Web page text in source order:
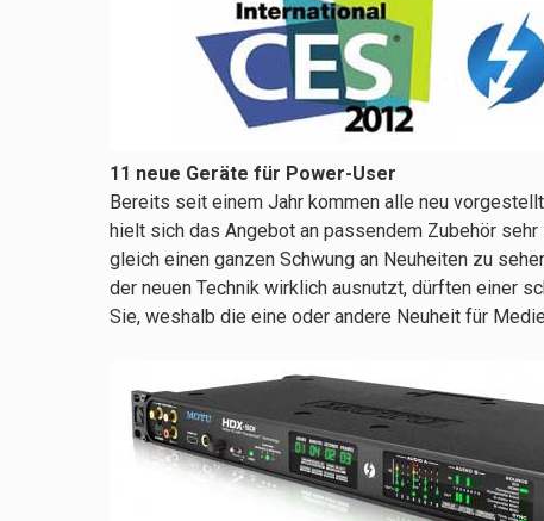
11 neue Geräte für Power-User
Bereits seit einem Jahr kommen alle neu
hielt sich das Angebot an passendem Zubehör
gleich einen ganzen Schwung an Neuheiten zu
der neuen Technik wirklich ausnutzt, dürften einer
Sie, weshalb die eine oder andere Neuheit für